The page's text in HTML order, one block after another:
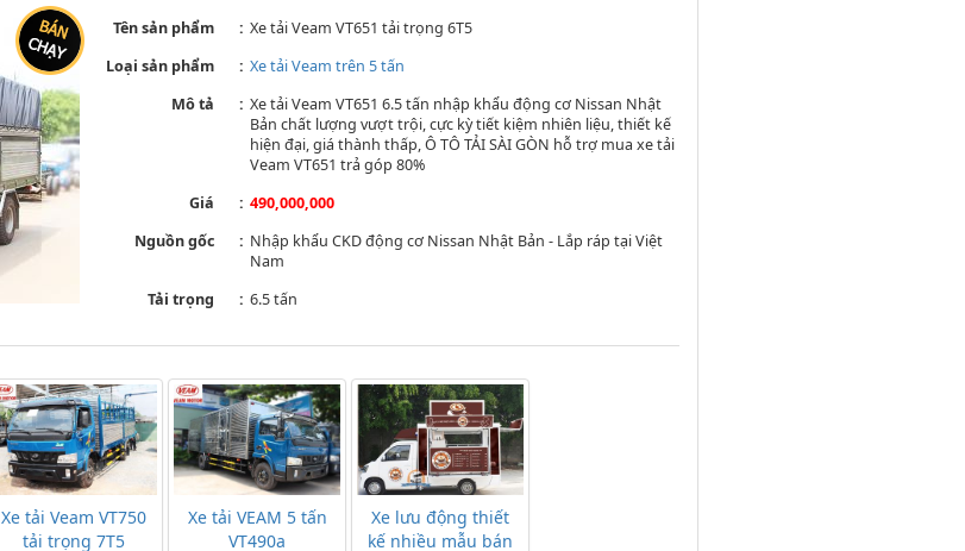
Tên sản phẩm
Xe tải Veam VT651 tải trọng 6T5
Loại sản phẩm
Xe tải Veam trên 5 tấn
Mô tả
Xe tải Veam VT651 6.5 tấn nhập khẩu động cơ Nissan Nhật
Bản chất lượng vượt trội, cực kỳ tiết kiệm nhiên liệu, thiết kế
hiện đại, giá thành thấp, Ô TÔ TẢI SÀI GÒN hỗ trợ mua xe tải
Veam VT651 trả góp 80%
Giá
490,000,000
Nguồn gốc
Nhập khẩu CKD động cơ Nissan Nhật Bản - Lắp ráp tại Việt
Nam
Tải trọng
6.5 tấn
Xe tải Veam VT750
tải trọng 7T5
610,000,000
Xe tải VEAM 5 tấn
VT490a
490,000,000
Xe lưu động thiết
kế nhiều mẫu bán
hàng
253,000,000